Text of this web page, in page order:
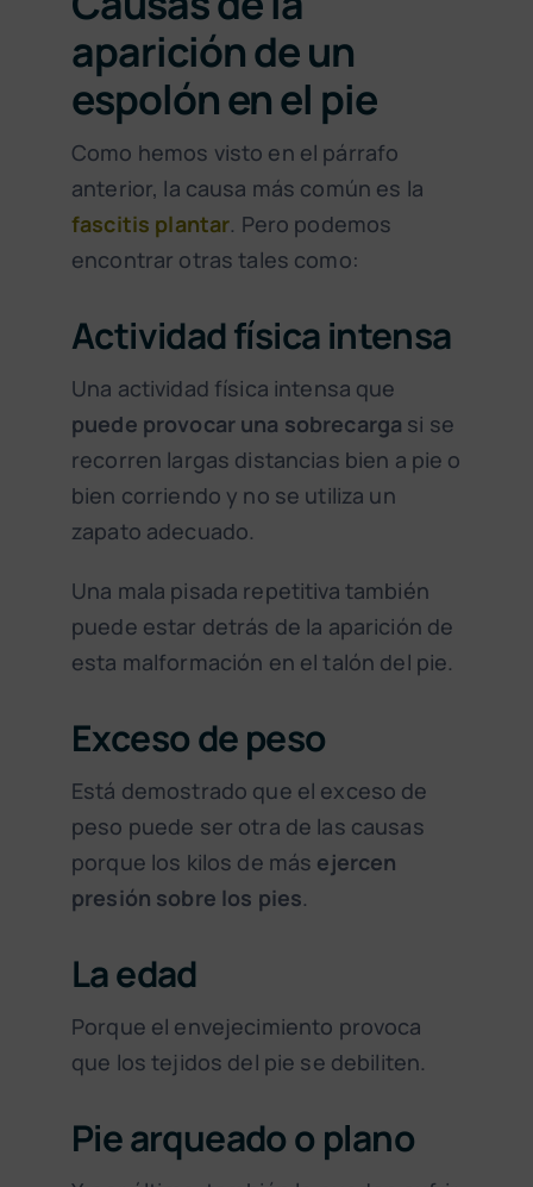
aparición de un
espolón en el pie
Como hemos visto en el párrafo
anterior, la causa más común es la
fascitis plantar. Pero podemos
encontrar otras tales como:
Actividad física intensa
Una actividad física intensa que
puede provocar una sobrecarga si se
recorren largas distancias bien a pie o
bien corriendo y no se utiliza un
zapato adecuado.
Una mala pisada repetitiva también
puede estar detrás de la aparición de
esta malformación en el talón del pie.
Exceso de peso
Está demostrado que el exceso de
peso puede ser otra de las causas
porque los kilos de más ejercen
presión sobre los pies.
La edad
Porque el envejecimiento provoca
que los tejidos del pie se debiliten.
Pie arqueado o plano